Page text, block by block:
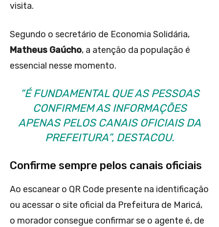
visita.
Segundo o secretário de Economia Solidária,
Matheus Gaúcho, a atenção da população é
essencial nesse momento.
“É FUNDAMENTAL QUE AS PESSOAS
CONFIRMEM AS INFORMAÇÕES
APENAS PELOS CANAIS OFICIAIS DA
PREFEITURA”, DESTACOU.
Confirme sempre pelos canais oficiais
Ao escanear o QR Code presente na identificação
ou acessar o site oficial da Prefeitura de Maricá,
o morador consegue confirmar se o agente é, de